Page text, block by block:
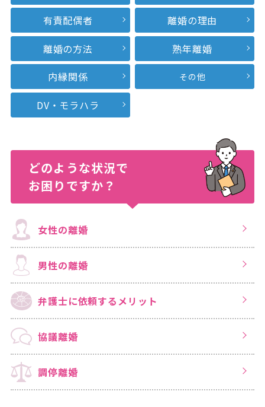
有責配偶者
離婚の理由
離婚の方法
熟年離婚
内縁関係
その他
DV・モラハラ
どのような状況で
お困りですか？
女性の離婚
男性の離婚
弁護士に依頼するメリット
協議離婚
調停離婚